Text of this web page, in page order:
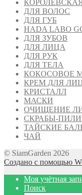
ДЛЯ ВОЛОС
ДЛЯ ГУБ
HADA LABO
ДЛЯ ЗУБОВ
ДЛЯ ЛИЦА
ДЛЯ РУК
ДЛЯ ТЕЛА
КОКОСОВОЕ
КРЕМ ДЛЯ
КРИСТАЛЛ
МАСКИ
ОЧИЩЕНИЕ
СКРАБЫ-
ТАЙСКИЕ
ЧАЙ
© SiamGarden 2026
Создано с помощью
Моя учётная
Поиск